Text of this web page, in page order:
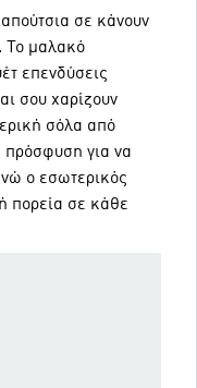
σε κάνουν
Το μαλακό
επενδύσεις
σου χαρίζουν
σόλα από
πρόσφυση για να
ο εσωτερικός
πορεία σε κάθε